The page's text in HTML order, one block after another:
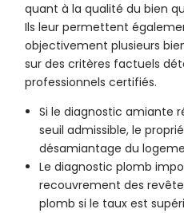
quant à la qualité du bien
Ils leur permettent
objectivement plusieurs
sur des critères factuels
professionnels certifiés.
Si le diagnostic amiante
seuil admissible, le
désamiantage du
Le diagnostic plomb
recouvrement des
plomb si le taux est